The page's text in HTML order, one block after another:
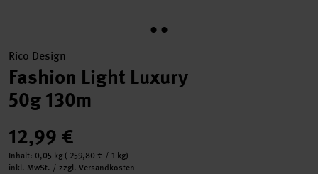
Rico Design
Fashion Light Luxury
50g 130m
12,99 €
Inhalt: 0,05 kg ( 259,80 € / 1 kg)
inkl. MwSt. / zzgl. Versandkosten